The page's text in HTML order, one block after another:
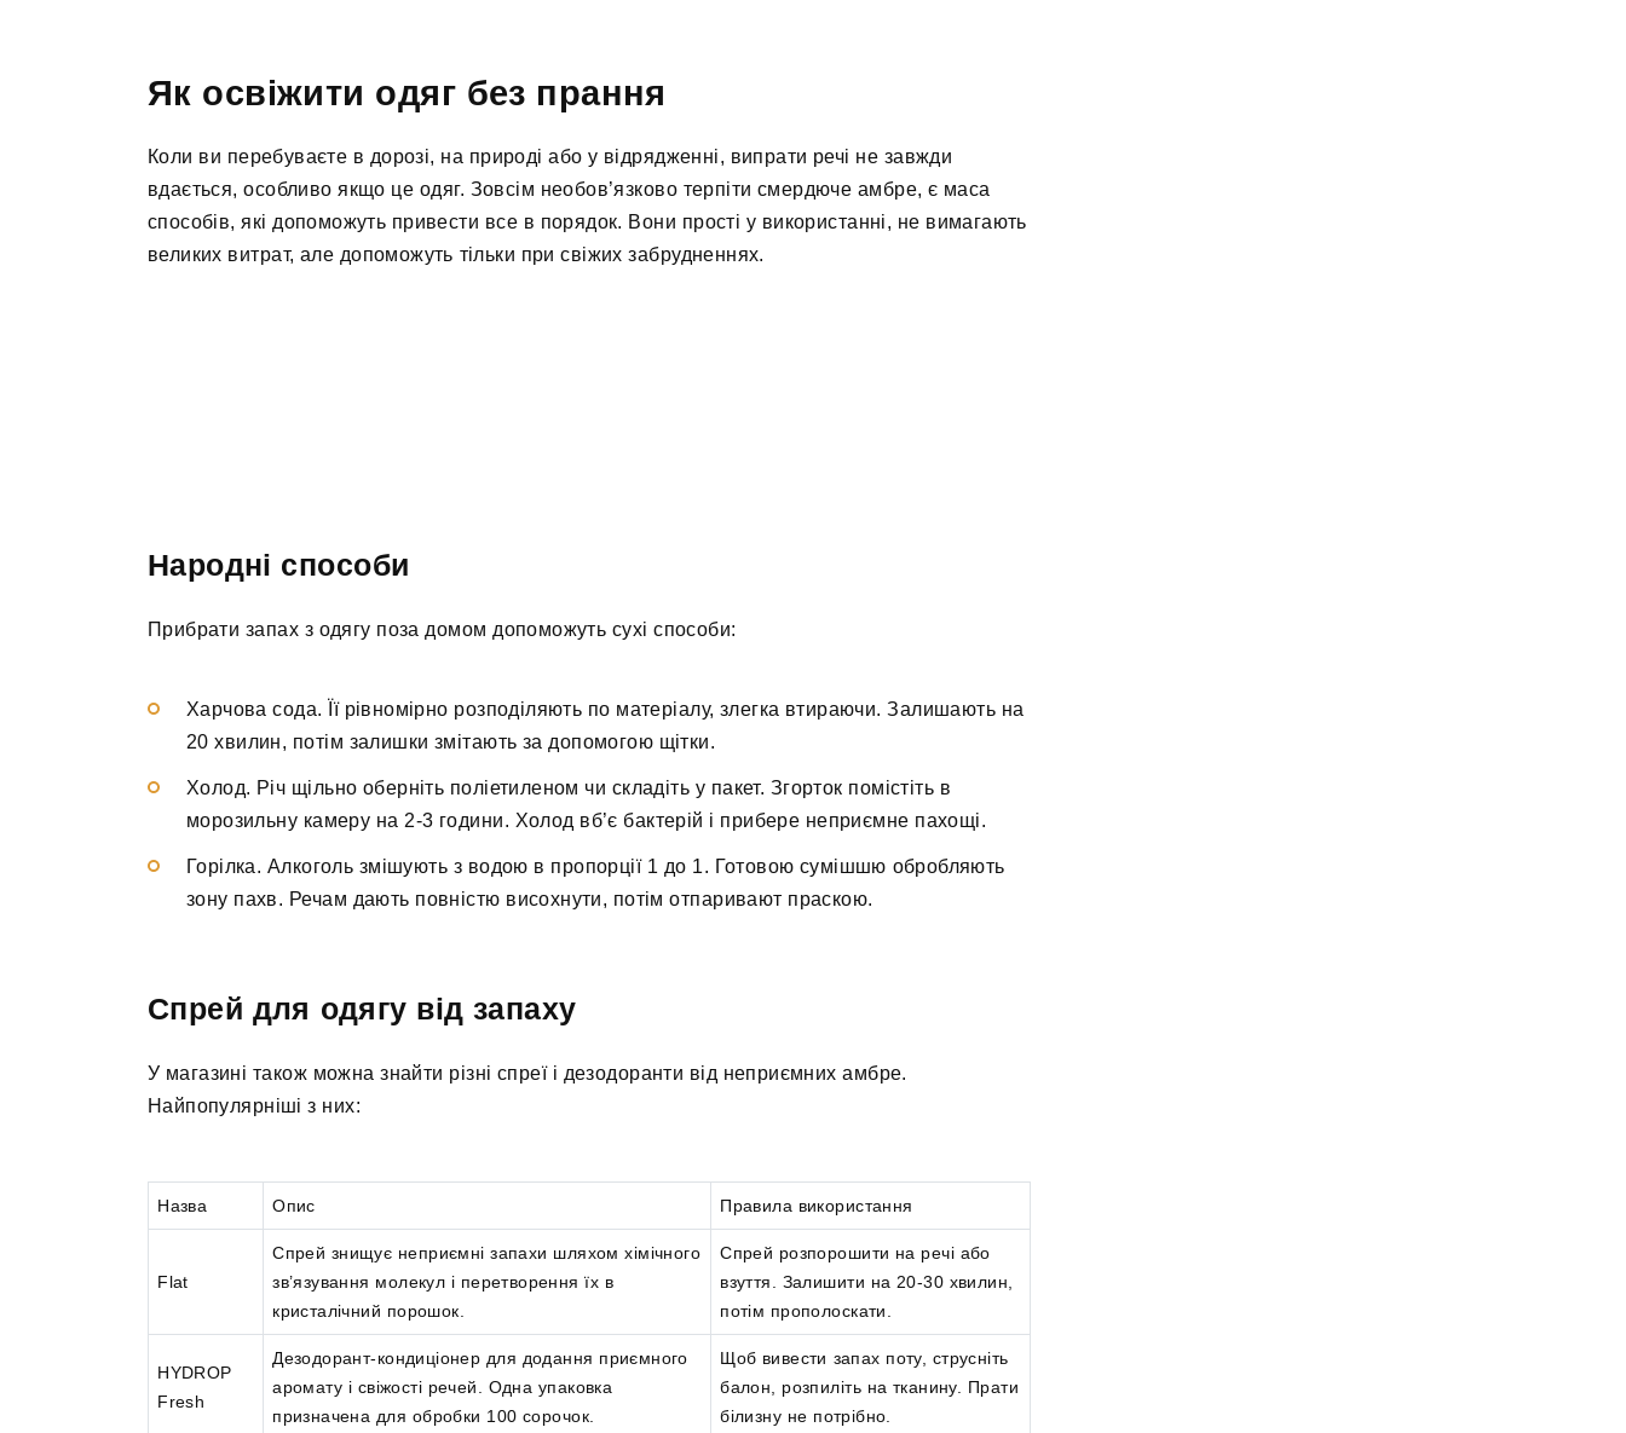
Як освіжити одяг без прання
Коли ви перебуваєте в дорозі, на природі або у відрядженні, випрати речі не завжди
вдається, особливо якщо це одяг. Зовсім необов’язково терпіти смердюче амбре, є маса
способів, які допоможуть привести все в порядок. Вони прості у використанні, не вимагають
великих витрат, але допоможуть тільки при свіжих забрудненнях.
Народні способи
Прибрати запах з одягу поза домом допоможуть сухі способи:
Харчова сода. Її рівномірно розподіляють по матеріалу, злегка втираючи. Залишають на
20 хвилин, потім залишки змітають за допомогою щітки.
Холод. Річ щільно оберніть поліетиленом чи складіть у пакет. Згорток помістіть в
морозильну камеру на 2-3 години. Холод вб’є бактерій і прибере неприємне пахощі.
Горілка. Алкоголь змішують з водою в пропорції 1 до 1. Готовою сумішшю обробляють
зону пахв. Речам дають повністю висохнути, потім отпаривают праскою.
Спрей для одягу від запаху
У магазині також можна знайти різні спреї і дезодоранти від неприємних амбре.
Найпопулярніші з них:
Назва Опис Правила використання
Flat
Спрей знищує неприємні запахи шляхом хімічного
зв’язування молекул і перетворення їх в
кристалічний порошок.
Спрей розпорошити на речі або
взуття. Залишити на 20-30 хвилин,
потім прополоскати.
HYDROP
Fresh
Дезодорант-кондиціонер для додання приємного
аромату і свіжості речей. Одна упаковка
призначена для обробки 100 сорочок.
Щоб вивести запах поту, струсніть
балон, розпиліть на тканину. Прати
білизну не потрібно.